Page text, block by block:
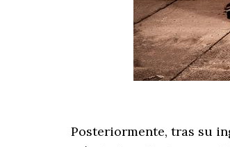
Posteriormente, tras su